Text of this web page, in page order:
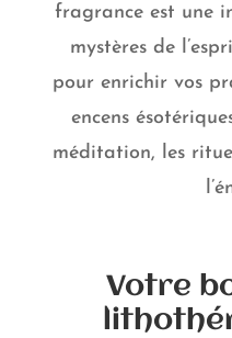
fragrance est une
mystères de
pour enrichir vos
encens
méditation, les
Votre